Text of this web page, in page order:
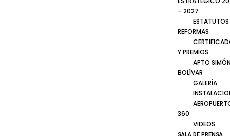
– 2027
ESTATUTOS
REFORMAS
Y PREMIOS
APTO
BOLÍVAR
GALERÍA
360
VIDEOS
SALA DE PRENSA